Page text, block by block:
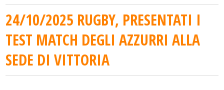
24/10/2025 RUGBY, PRESENTATI I
TEST MATCH DEGLI AZZURRI ALLA
SEDE DI VITTORIA